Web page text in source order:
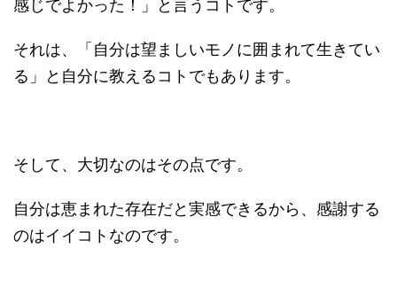
感じでよかった！」と言うコトです。
それは、「自分は望ましいモノに囲まれて生きてい
る」と自分に教えるコトでもあります。
そして、大切なのはその点です。
自分は恵まれた存在だと実感できるから、感謝する
のはイイコトなのです。